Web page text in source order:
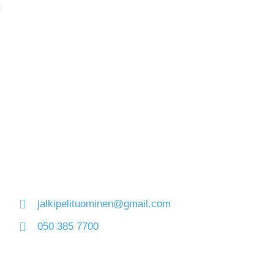
jalkipelituominen@gmail.com
050 385 7700